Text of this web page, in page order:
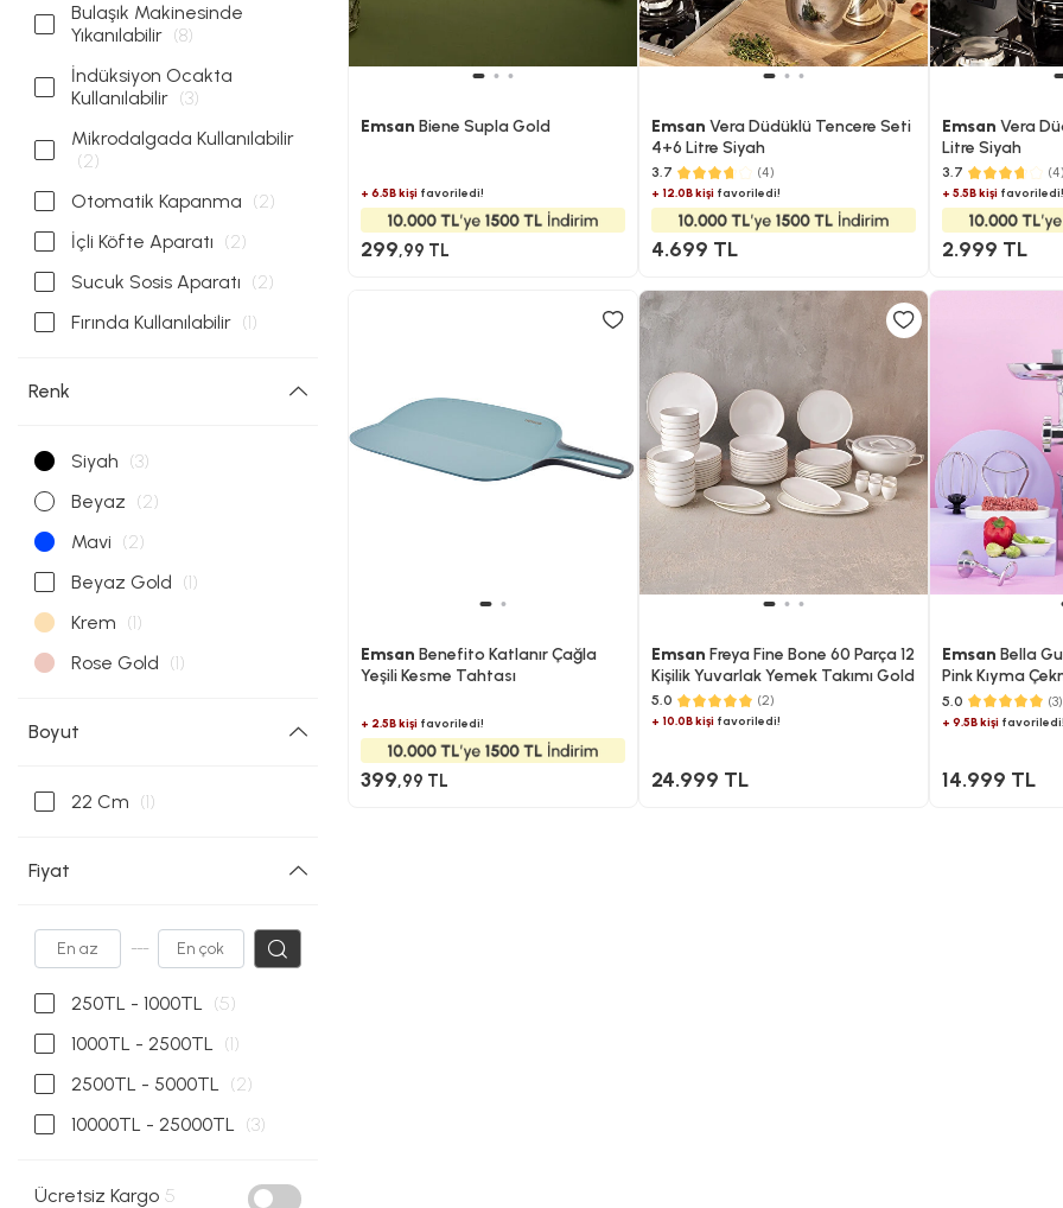
Bulaşık Makinesinde
Yıkanılabilir (8)
İndüksiyon Ocakta
Kullanılabilir (3)
Mikrodalgada Kullanılabilir
(2)
Otomatik Kapanma (2)
İçli Köfte Aparatı (2)
Sucuk Sosis Aparatı (2)
Fırında Kullanılabilir (1)
Renk
Siyah (3)
Beyaz (2)
Mavi (2)
Beyaz Gold (1)
Krem (1)
Rose Gold (1)
Boyut
22 Cm (1)
Fiyat
---
250TL - 1000TL (5)
1000TL - 2500TL (1)
2500TL - 5000TL (2)
10000TL - 25000TL (3)
Ücretsiz Kargo 5
Emsan Biene Supla Gold
+ 6.5B kişifavoriledi!
299,99 TL
Emsan Vera Düdüklü Tencere Seti
4+6 Litre Siyah
3.7 (4)
+ 12.0B kişifavoriledi!
4.699 TL
Emsan Vera
Litre Siyah
3.7 (4)
+ 5.5B kişifavoriledi!
2.999 TL
Emsan Benefito Katlanır Çağla
Yeşili Kesme Tahtası
+ 2.5B kişifavoriledi!
399,99 TL
Emsan Freya Fine Bone 60 Parça 12
Kişilik Yuvarlak Yemek Takımı Gold
5.0 (2)
+ 10.0B kişifavoriledi!
24.999 TL
Emsan Bella
Pink Kıyma
İçli Köfte
Hamur
5.0 (3)
+ 9.5B kişifavoriledi!
14.999 TL